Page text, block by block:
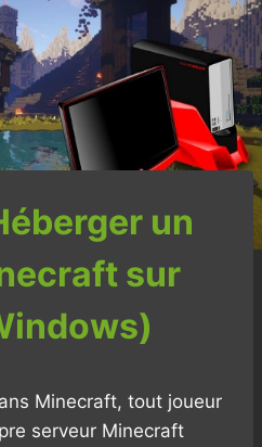
un
sur
Minecraft, tout joueur
serveur Minecraft